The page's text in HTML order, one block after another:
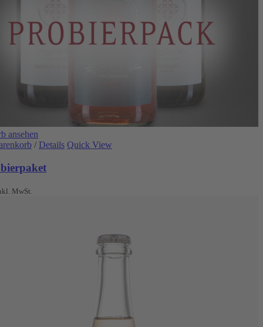
ansehen
/ Details Quick View
MwSt.